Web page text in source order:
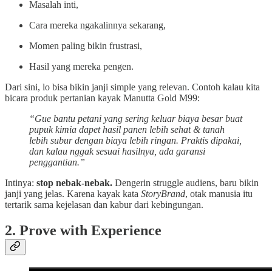
Masalah inti,
Cara mereka ngakalinnya sekarang,
Momen paling bikin frustrasi,
Hasil yang mereka pengen.
Dari sini, lo bisa bikin janji simple yang relevan. Contoh kalau kita
bicara produk pertanian kayak Manutta Gold M99:
“Gue bantu petani yang sering keluar biaya besar buat
pupuk kimia dapet hasil panen lebih sehat & tanah
lebih subur dengan biaya lebih ringan. Praktis dipakai,
dan kalau nggak sesuai hasilnya, ada garansi
penggantian.”
Intinya: stop nebak-nebak. Dengerin struggle audiens, baru bikin
janji yang jelas. Karena kayak kata StoryBrand, otak manusia itu
tertarik sama kejelasan dan kabur dari kebingungan.
2. Prove with Experience